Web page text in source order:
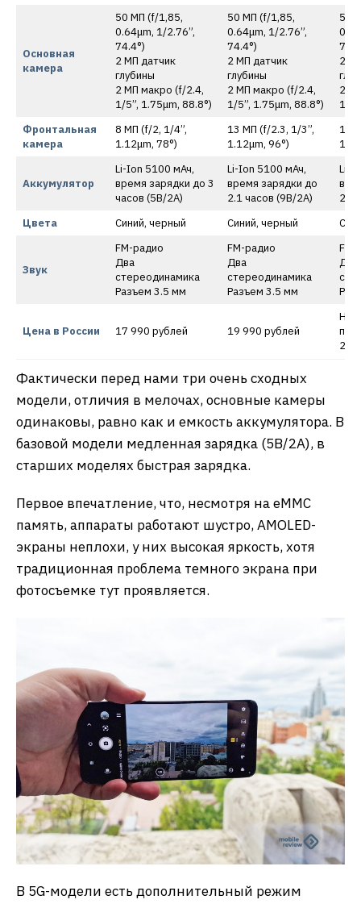
Основная
камера
50 МП (f/1,85,
0.64μm, 1/2.76”,
74.4°)
2 МП датчик
глубины
2 МП макро (f/2.4,
1/5”, 1.75μm, 88.8°)
50 МП (f/1,85,
0.64μm, 1/2.76”,
74.4°)
2 МП датчик
глубины
2 МП макро (f/2.4,
1/5”, 1.75μm, 88.8°)
50
2
2
1/
Фронтальная
камера
8 МП (f/2, 1/4”,
1.12μm, 78°)
13 МП (f/2.3, 1/3”,
1.12μm, 96°)
13
Аккумулятор
Li-Ion 5100 мАч,
время зарядки до 3
часов (5В/2А)
Li-Ion 5100 мАч,
время зарядки до
2.1 часов (9В/2А)
Li-
2.1
Цвета
Синий, черный Синий, черный
Звук
FM-радио
Два
стереодинамика
Разъем 3.5 мм
FM-радио
Два
стереодинамика
Разъем 3.5 мм
FM-
Два
Цена в России 17 990 рублей 19 990 рублей
22
Фактически перед нами три очень сходных
модели, отличия в мелочах, основные камеры
одинаковы, равно как и емкость аккумулятора. В
базовой модели медленная зарядка (5В/2А), в
старших моделях быстрая зарядка.
Первое впечатление, что, несмотря на eMMC
память, аппараты работают шустро, AMOLED-
экраны неплохи, у них высокая яркость, хотя
традиционная проблема темного экрана при
фотосъемке тут проявляется.
В 5G-модели есть дополнительный режим